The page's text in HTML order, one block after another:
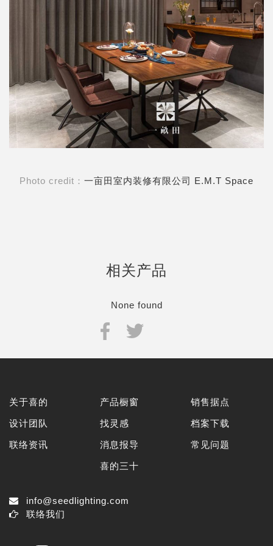
Photo credit： 一亩田室内装修有限公司 E.M.T Space
相关产品
None found
关于喜的
设计团队
联络资讯
产品橱窗
找灵感
消息报导
喜的三十
销售据点
档案下载
常见问题
info@seedlighting.com
联络我们